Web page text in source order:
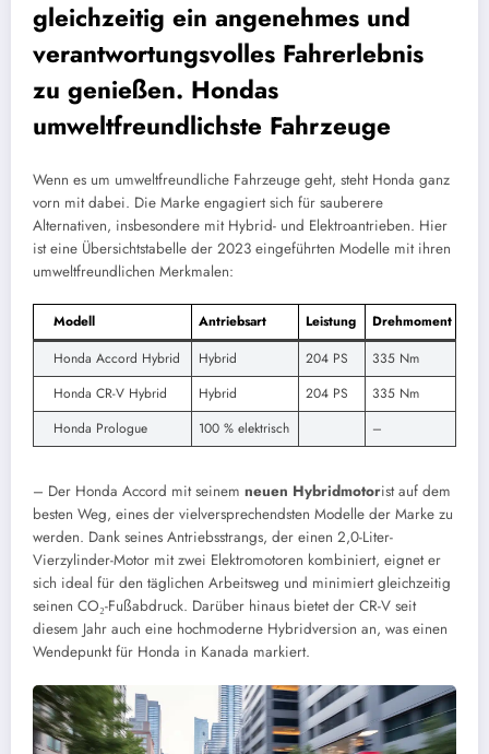
gleichzeitig ein angenehmes und
verantwortungsvolles Fahrerlebnis
zu genießen. Hondas
umweltfreundlichste Fahrzeuge
Wenn es um umweltfreundliche Fahrzeuge geht, steht Honda ganz
vorn mit dabei. Die Marke engagiert sich für sauberere
Alternativen, insbesondere mit Hybrid- und Elektroantrieben. Hier
ist eine Übersichtstabelle der 2023 eingeführten Modelle mit ihren
umweltfreundlichen Merkmalen:
Modell Antriebsart Leistung
Drehmoment
Honda Accord Hybrid
Hybrid 204 PS
335 Nm
Honda CR-V Hybrid
Hybrid 204 PS
335 Nm
Honda Prologue
100 % elektrisch –
– Der Honda Accord mit seinem neuen Hybridmotorist auf dem
besten Weg, eines der vielversprechendsten Modelle der Marke zu
werden. Dank seines Antriebsstrangs, der einen 2,0-Liter-
Vierzylinder-Motor mit zwei Elektromotoren kombiniert, eignet er
sich ideal für den täglichen Arbeitsweg und minimiert gleichzeitig
seinen CO₂-Fußabdruck. Darüber hinaus bietet der CR-V seit
diesem Jahr auch eine hochmoderne Hybridversion an, was einen
Wendepunkt für Honda in Kanada markiert.